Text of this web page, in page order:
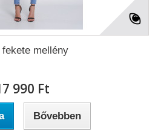
fekete mellény
990 Ft‎
Bővebben